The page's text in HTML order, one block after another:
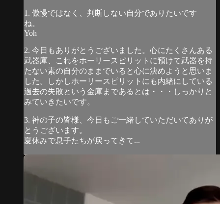
1. 傲慢ではなく、判断しない自分でありたいです
ね。
Yoh
2. 今日もありがとうございました。心にたくさんある
武器庫、これをホーリースピリットに預けて武器を持
たない素の自分のままでいると心に決めようと思いま
した。しかしホーリースピリットにも内緒にしている
過去の失敗という金庫まであるとは・・・しっかりと
みていきたいです。
3. 神の子の皆様、今日もご一緒していただいてありが
とうございます。
夏休みで息子たちが戻ってきて...